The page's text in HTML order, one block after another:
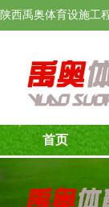
陕西禹奥体育设施工
首页